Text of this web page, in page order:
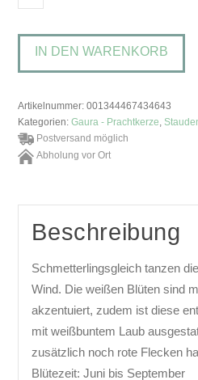
'Freefolk
Rosy'Zweifarbige
Prachtkerze
IN DEN WARENKORB
Artikelnummer:001344467434643
Kategorien:Gaura - Prachtkerze
Postversand möglich
Abholung vor Ort
Beschreibung
Schmetterlingsgleich tanzen
Wind. Die weißen Blüten sind
akzentuiert, zudem ist diese
mit weißbuntem Laub
zusätzlich noch rote Flecken
Blütezeit: Juni bis September